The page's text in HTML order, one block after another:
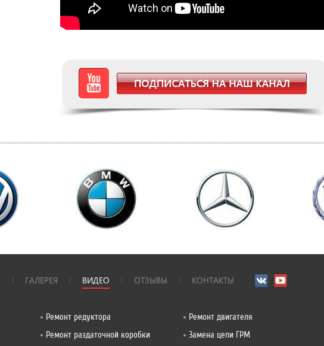
ГАЛЕРЕЯ ВИДЕО ОТЗЫВЫ КОНТАКТЫ
Ремонт редуктора
Ремонт раздаточной коробки
Ремонт двигателя
Замена цепи ГРМ